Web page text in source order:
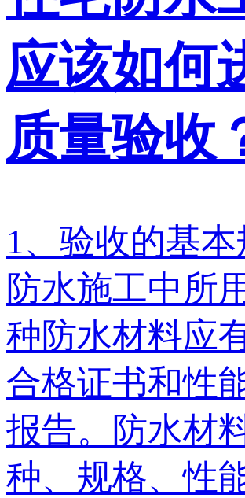
应该如何
质量验收
1、验收的基本
防水施工中所
种防水材料应
合格证书和性
报告。防水材
种、规格、性